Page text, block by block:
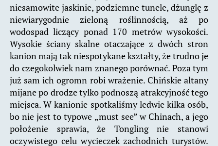
niesamowite jaskinie, podziemne tunele, dżunglę z
niewiarygodnie zieloną roślinnością, aż po
wodospad liczący ponad 170 metrów wysokości.
Wysokie ściany skalne otaczające z dwóch stron
kanion mają tak niespotykane kształty, że trudno je
do czegokolwiek nam znanego porównać. Poza tym
już sam ich ogromn robi wrażenie. Chińskie altany
mijane po drodze tylko podnoszą atrakcyjność tego
miejsca. W kanionie spotkaliśmy ledwie kilka osób,
bo nie jest to typowe „must see” w Chinach, a jego
położenie sprawia, że Tongling nie stanowi
oczywistego celu wycieczek zachodnich turystów.